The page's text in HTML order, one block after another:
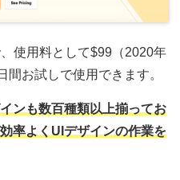
使用料として$99（2020年
お試しで使用できます。
ンも数百種類以上揃ってお
率よくUIデザインの作業を